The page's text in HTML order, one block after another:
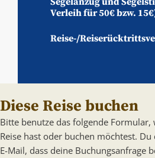
Verleih für 50€ bzw.
Reise-/
Diese Reise buchen
Bitte benutze das folgende Formular,
Reise hast oder buchen möchtest.
E-Mail, dass deine Buchungsanfrage